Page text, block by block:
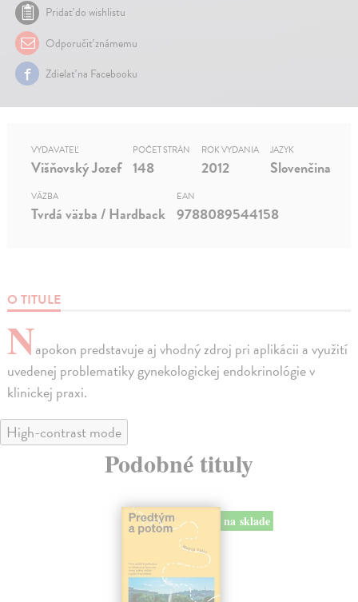
Pridať do wishlistu
Odporučiť známemu
Zdielať na Facebooku
O TITULE
Napokon predstavuje aj vhodný zdroj pri aplikácii a využití
uvedenej problematiky gynekologickej endokrinológie v
klinickej praxi.
VYDAVATEĽ
Višňovský Jozef
POČET STRÁN
148
ROK VYDANIA
2012
JAZYK
Slovenčina
VÄZBA
Tvrdá väzba / Hardback
EAN
9788089544158
High-contrast mode
Podobné tituly